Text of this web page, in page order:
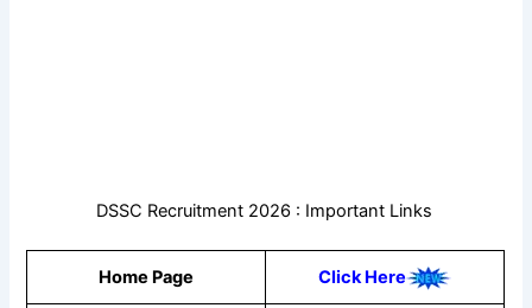
DSSC Recruitment 2026 : Important Links
Home Page Click Here